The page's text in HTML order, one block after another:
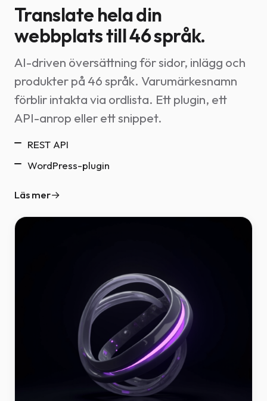
Translate hela din
webbplats till 46 språk.
AI-driven översättning för sidor, inlägg och
produkter på 46 språk. Varumärkesnamn
förblir intakta via ordlista. Ett plugin, ett
API-anrop eller ett snippet.
REST API
WordPress-plugin
Läs mer